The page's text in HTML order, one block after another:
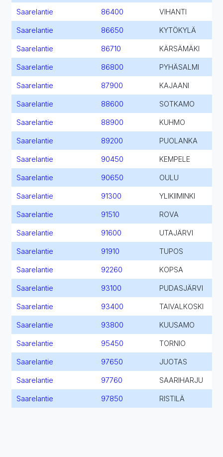
Saarelantie 86400 VIHANTI
Saarelantie 86650 KYTÖKYLÄ
Saarelantie 86710 KÄRSÄMÄKI
Saarelantie 86800 PYHÄSALMI
Saarelantie 87900 KAJAANI
Saarelantie 88600 SOTKAMO
Saarelantie 88900 KUHMO
Saarelantie 89200 PUOLANKA
Saarelantie 90450 KEMPELE
Saarelantie 90650 OULU
Saarelantie 91300 YLIKIIMINKI
Saarelantie 91510 ROVA
Saarelantie 91600 UTAJÄRVI
Saarelantie 91910 TUPOS
Saarelantie 92260 KOPSA
Saarelantie 93100 PUDASJÄRVI
Saarelantie 93400 TAIVALKOSKI
Saarelantie 93800 KUUSAMO
Saarelantie 95450 TORNIO
Saarelantie 97650 JUOTAS
Saarelantie 97760 SAARIHARJU
Saarelantie 97850 RISTILÄ